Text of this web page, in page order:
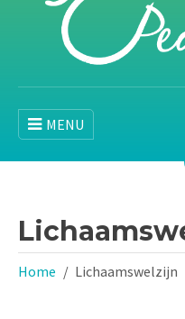
MENU
Home Lichaamswelzijn